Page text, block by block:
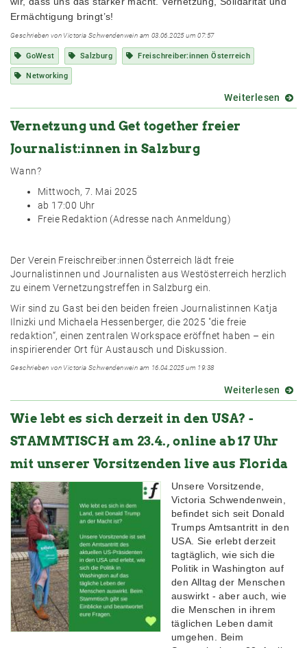
Ermächtigung bringt’s!
Geschrieben von Victoria Schwendenwein am 03.06.2025 um 07:57
GoWest Salzburg Freischreiber:innen Österreich
Networking
Weiterlesen über
Vernetzung und Get together freier
Journalist:innen in Salzburg
Wann?
Mittwoch, 7. Mai 2025
ab 17:00 Uhr
Freie Redaktion (Adresse nach Anmeldung)
Der Verein Freischreiber:innen Österreich lädt freie
Journalistinnen und Journalisten aus Westösterreich herzlich
zu einem Vernetzungstreffen in Salzburg ein.
Wir sind zu Gast bei den beiden freien Journalistinnen Katja
Ilnizki und Michaela Hessenberger, die 2025 "die freie
redaktion“, einen zentralen Workspace eröffnet haben – ein
inspirierender Ort für Austausch und Diskussion.
Geschrieben von Victoria Schwendenwein am 16.04.2025 um 19:38
Weiterlesen über
Wie lebt es sich derzeit in den USA? -
STAMMTISCH am 23.4., online ab 17 Uhr
mit unserer Vorsitzenden live aus Florida
Unsere Vorsitzende,
Victoria Schwendenwein,
befindet sich seit Donald
Trumps Amtsantritt in den
USA. Sie erlebt derzeit
tagtäglich, wie sich die
Politik in Washington auf
den Alltag der Menschen
auswirkt - aber auch, wie
die Menschen in ihrem
täglichen Leben damit
umgehen. Beim